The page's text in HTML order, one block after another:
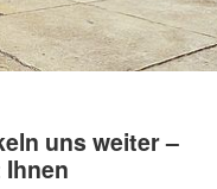
uns weiter –